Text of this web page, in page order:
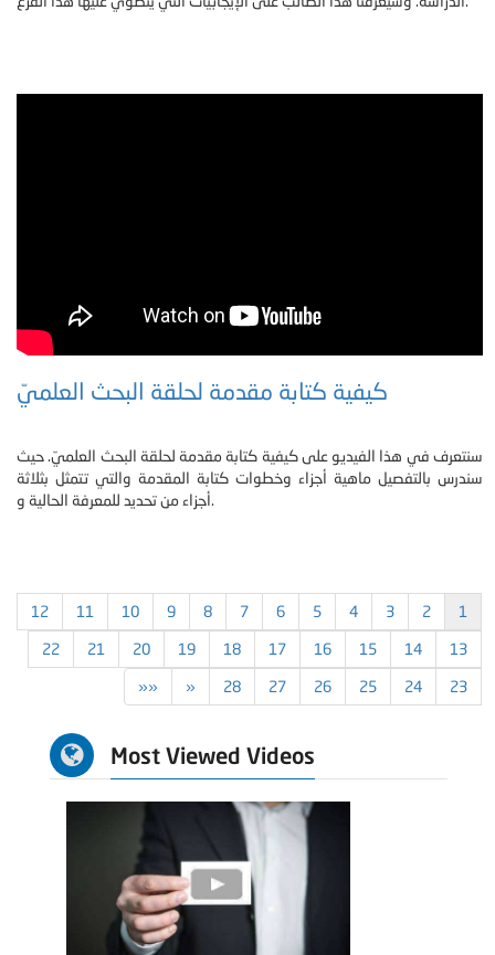
كيفية كتابة مقدمة لحلقة البحث العلميّ
سنتعرف في هذا الفيديو على كيفية كتابة مقدمة لحلقة البحث العلميّ. حيث
سندرس بالتفصيل ماهية أجزاء وخطوات كتابة المقدمة والتي تتمثل بثلاثة
أجزاء من تحديد للمعرفة الحالية و.
1
2
3
4
5
6
7
8
9
10
11
12
13
14
15
16
17
18
19
20
21
22
23
24
25
26
27
28
»
»»
Most Viewed Videos